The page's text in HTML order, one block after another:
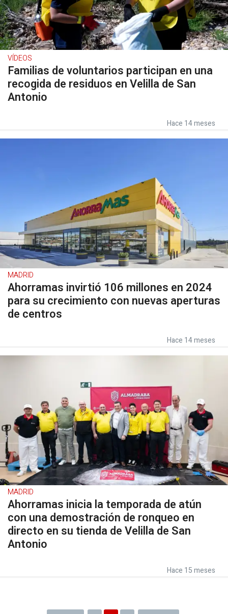
VÍDEOS
Familias de voluntarios participan en una
recogida de residuos en Velilla de San
Antonio
Hace 14 meses
MADRID
Ahorramas invirtió 106 millones en 2024
para su crecimiento con nuevas aperturas
de centros
Hace 14 meses
MADRID
Ahorramas inicia la temporada de atún
con una demostración de ronqueo en
directo en su tienda de Velilla de San
Antonio
Hace 15 meses